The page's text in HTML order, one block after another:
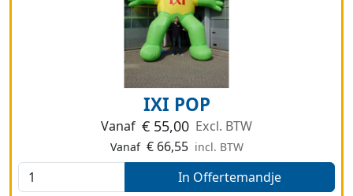
IXI POP
Vanaf € 55,00 Excl. BTW
Vanaf € 66,55 incl. BTW
In Offertemandje